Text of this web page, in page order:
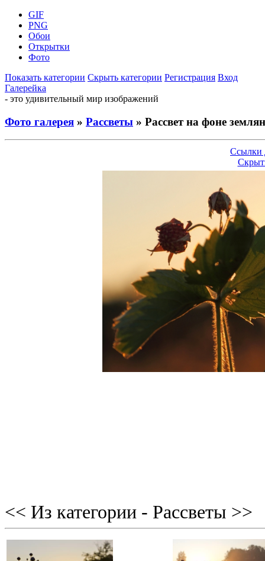
GIF
PNG
Обои
Открытки
Фото
Показать категории Скрыть категории Регистрация Вход
Галерейка
- это удивительный мир изображений
Фото галерея » Рассветы » Рассвет на фоне
Ссылки
<< Из категории - Рассветы >>